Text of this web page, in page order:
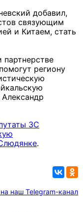
добавил,
связующим
и Китаем, стать
региону
ЗС
.
наш Telegram-канал